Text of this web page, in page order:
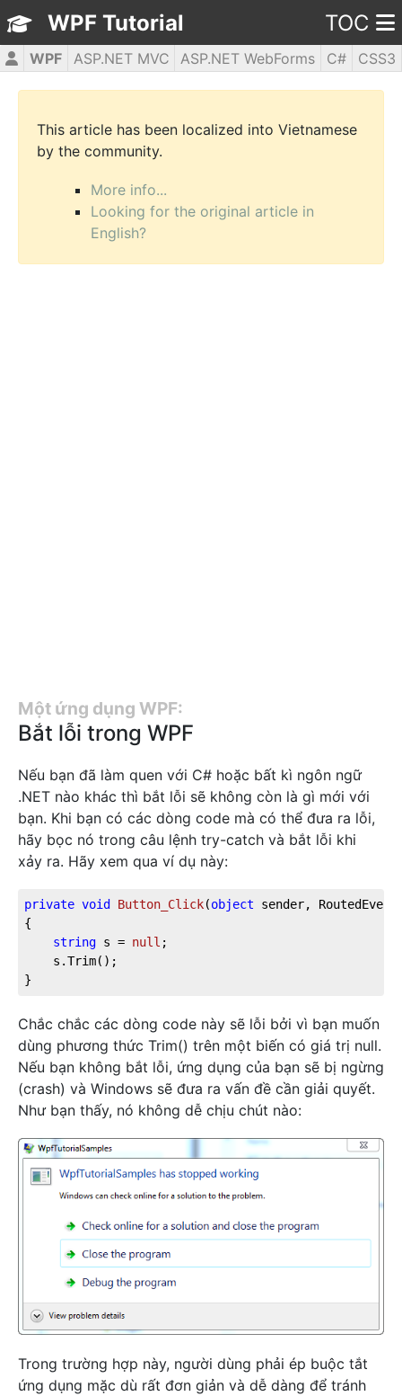
WPF Tutorial TOC
WPF ASP.NET MVC ASP.NET WebForms C#
CSS3
HTML5
JavaScript jQuery PHP5
This article has been localized into Vietnamese
by the community.
More info...
Looking for the original article in
English?
Một ứng dụng WPF:
Bắt lỗi trong WPF
Nếu bạn đã làm quen với C# hoặc bất kì ngôn ngữ
.NET nào khác thì bắt lỗi sẽ không còn là gì mới với
bạn. Khi bạn có các dòng code mà có thể đưa ra lỗi,
hãy bọc nó trong câu lệnh try-catch và bắt lỗi khi
xảy ra. Hãy xem qua ví dụ này:
private void Button_Click(object sender,
{
string s = null ;
}
Chắc chắc các dòng code này sẽ lỗi bởi vì bạn muốn
dùng phương thức Trim() trên một biến có giá trị null.
Nếu bạn không bắt lỗi, ứng dụng của bạn sẽ bị ngừng
(crash) và Windows sẽ đưa ra vấn đề cần giải quyết.
Như bạn thấy, nó không dễ chịu chút nào:
Trong trường hợp này, người dùng phải ép buộc tắt
ứng dụng mặc dù rất đơn giản và dễ dàng để tránh